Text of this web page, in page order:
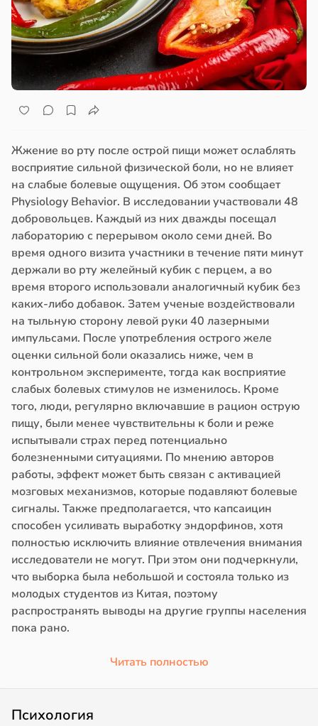
Жжение во рту после острой пищи может ослаблять
восприятие сильной физической боли, но не влияет
на слабые болевые ощущения. Об этом сообщает
Physiology Behavior. В исследовании участвовали 48
добровольцев. Каждый из них дважды посещал
лабораторию с перерывом около семи дней. Во
время одного визита участники в течение пяти минут
держали во рту желейный кубик с перцем, а во
время второго использовали аналогичный кубик без
каких-либо добавок. Затем ученые воздействовали
на тыльную сторону левой руки 40 лазерными
импульсами. После употребления острого желе
оценки сильной боли оказались ниже, чем в
контрольном эксперименте, тогда как восприятие
слабых болевых стимулов не изменилось. Кроме
того, люди, регулярно включавшие в рацион острую
пищу, были менее чувствительны к боли и реже
испытывали страх перед потенциально
болезненными ситуациями. По мнению авторов
работы, эффект может быть связан с активацией
мозговых механизмов, которые подавляют болевые
сигналы. Также предполагается, что капсаицин
способен усиливать выработку эндорфинов, хотя
полностью исключить влияние отвлечения внимания
исследователи не могут. При этом они подчеркнули,
что выборка была небольшой и состояла только из
молодых студентов из Китая, поэтому
распространять выводы на другие группы населения
пока рано.
Читать полностью
Психология